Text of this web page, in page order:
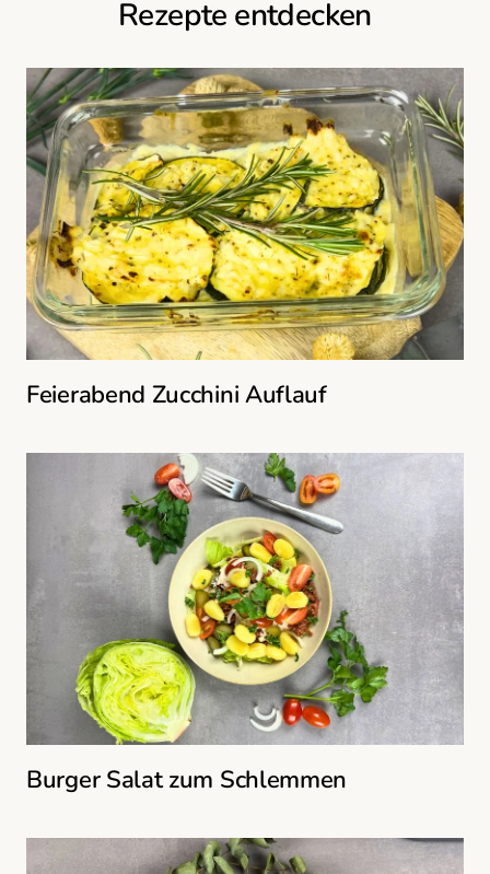
Rezepte entdecken
Feierabend Zucchini Auflauf
Burger Salat zum Schlemmen